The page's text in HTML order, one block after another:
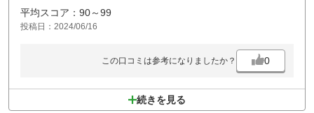
ハーフラウンド時間は2時間50分です。
総合的にコスパは割高やと思います。
8月にコンペの予定がありますが考え直しても良いかな？
平均スコア：90～99
投稿日：2024/06/16
この口コミは参考になりましたか？ 0
続きを見る